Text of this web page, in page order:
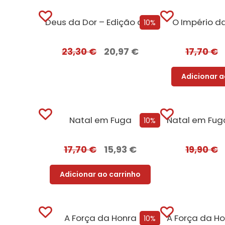
10%
Deus da Dor – Edição com EDGES
23,30€ 20,97 €
O Império
17,70€
Adicionar
10%
Natal em Fuga
17,70€ 15,93 €
Adicionar ao carrinho
19,90€
10%
A Força da Honra